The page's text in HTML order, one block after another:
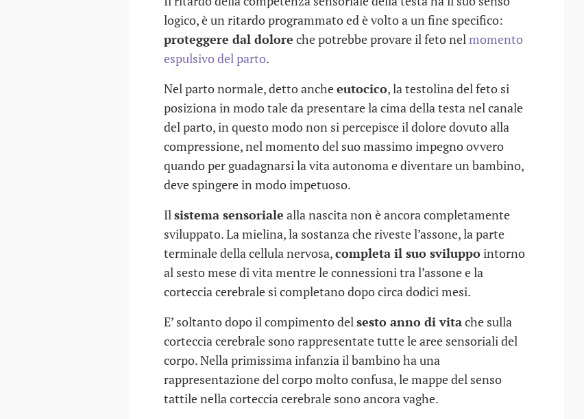
logico, è un ritardo programmato ed è volto a un fine specifico:
proteggere dal dolore che potrebbe provare il feto nelmomento
espulsivo del parto.
Nel parto normale, detto ancheeutocico, la testolina del feto si
posiziona in modo tale da presentare la cima della testa nel canale
del parto, in questo modo non si percepisce il dolore dovuto alla
compressione, nel momento del suo massimo impegno ovvero
quando per guadagnarsi la vita autonoma e diventare un bambino,
deve spingere in modo impetuoso.
Ilsistema sensoriale alla nascita non è ancora completamente
sviluppato. La mielina, la sostanza che riveste l’assone, la parte
terminale della cellula nervosa,completa il suo sviluppointorno
al sesto mese di vita mentre le connessioni tra l’assone e la
corteccia cerebrale si completano dopo circa dodici mesi.
E’ soltanto dopo il compimento delsesto anno di vitache sulla
corteccia cerebrale sono rappresentate tutte le aree sensoriali del
corpo. Nella primissima infanzia il bambino ha una
rappresentazione del corpo molto confusa, le mappe del senso
tattile nella corteccia cerebrale sono ancora vaghe.